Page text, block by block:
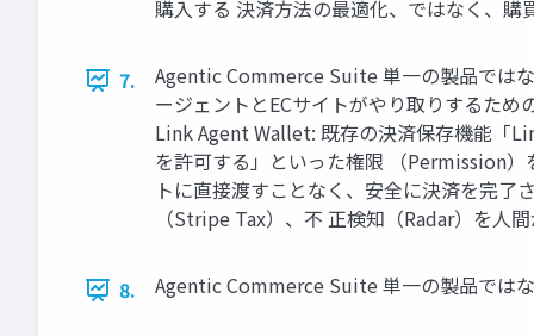
購入する 決済方法の最適化、ではなく、購
7.
Agentic Commerce Suite 単一の製品では
ージェントとECサイトがやり取りするた
Link Agent Wallet: 既存の決済保存機能「
を許可する」といった権限 （Permission
トに直接渡すことなく、安全に決済を完
（Stripe Tax）、不 正検知（Radar）を人
8. Agentic Commerce Suite 単一の製品では